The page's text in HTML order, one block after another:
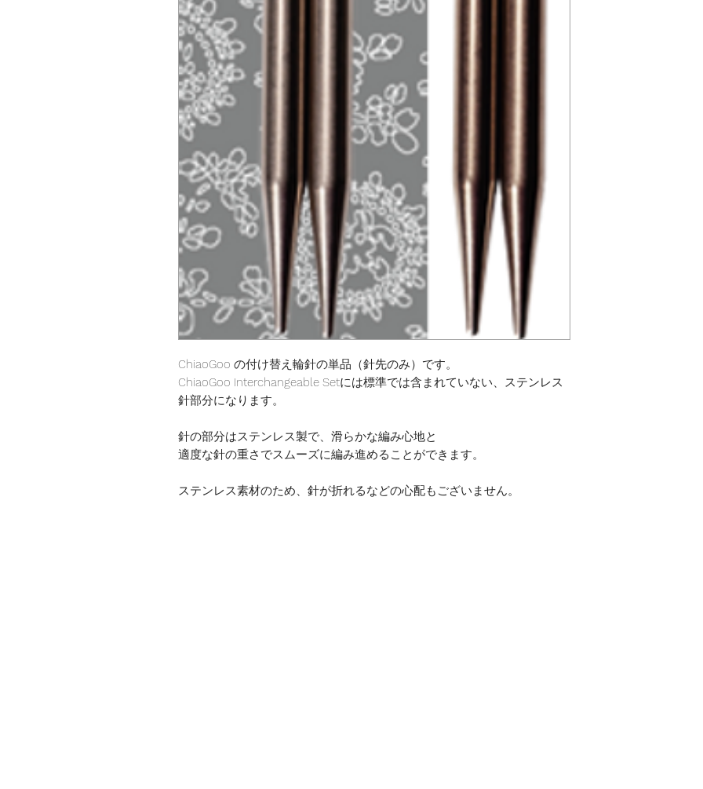
ChiaoGoo の付け替え輪針の単品（針先のみ）です。
ChiaoGoo Interchangeable Setには標準では含まれていない、ステンレス
針部分になります。
針の部分はステンレス製で、滑らかな編み心地と
適度な針の重さでスムーズに編み進めることができます。
ステンレス素材のため、針が折れるなどの心配もございません。